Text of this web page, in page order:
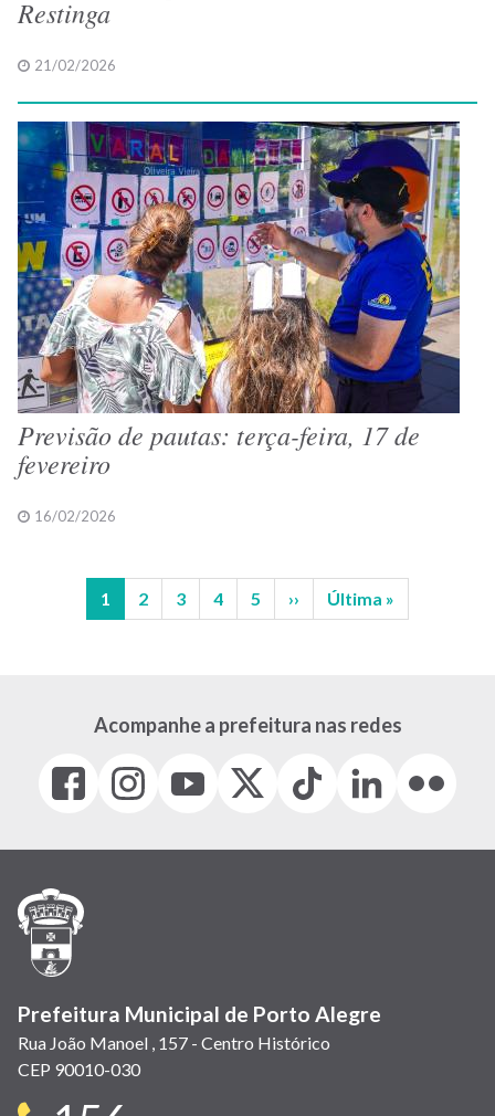
Restinga
21/02/2026
Previsão de pautas: terça-feira, 17 de
fevereiro
16/02/2026
Paginação
Página
atual
1 Página
2 Página
3 Página
4 Página
5
Próxima
página
››
Última
página
Última »
Acompanhe a prefeitura nas redes
Facebook
(link
em
janela)
Instagram
(link
em
(link
em
(Antigo
(link
Tiktok
(link
em
LinkedIn
(link
em
(link
em
Prefeitura Municipal de Porto Alegre
Rua João Manoel , 157 - Centro Histórico
CEP 90010-030